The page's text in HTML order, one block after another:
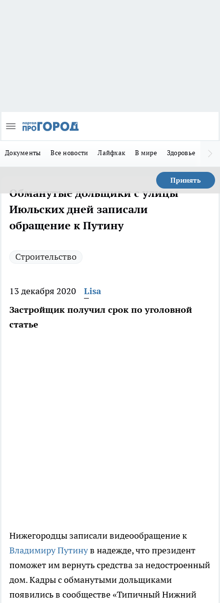
Документы Все новости Лайфхак В мире Здоровье
Принять
Обманутые дольщики с улицы
Июльских дней записали
обращение к Путину
Строительство
13 декабря 2020
Lisa
Застройщик получил срок по уголовной
статье
Нижегородцы записали видеообращение к
Владимиру Путинув надежде, что президент
поможет им вернуть средства за недостроенный
дом. Кадры с обманутыми дольщиками
появились в сообществе «Типичный Нижний